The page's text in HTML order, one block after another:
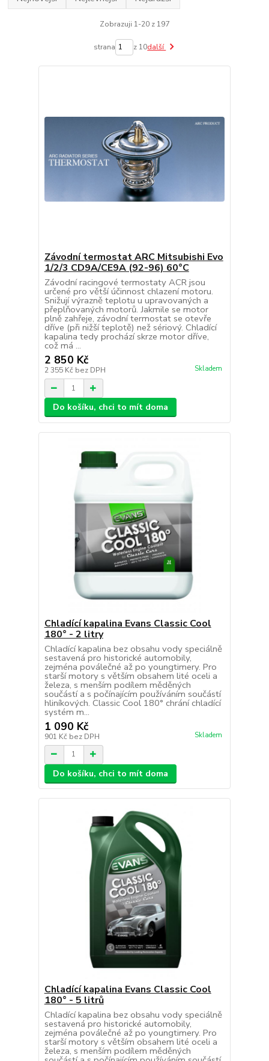
Zobrazuji 1-20 z 197
strana z 10další
Závodní termostat ARC Mitsubishi Evo
1/2/3 CD9A/CE9A (92-96) 60°C
Závodní racingové termostaty ACR jsou
určené pro větší účinnost chlazení motoru.
Snižují výrazně teplotu u upravovaných a
přeplňovaných motorů. Jakmile se motor
plně zahřeje, závodní termostat se otevře
dříve (při nižší teplotě) než sériový. Chladící
kapalina tedy prochází skrze motor dříve,
což má ...
2 850 Kč
2 355 Kč bez DPH Skladem
Do košíku, chci to mít doma
Chladící kapalina Evans Classic Cool
180° - 2 litry
Chladící kapalina bez obsahu vody speciálně
sestavená pro historické automobily,
zejména poválečné až po youngtimery. Pro
starší motory s větším obsahem lité oceli a
železa, s menším podílem měděných
součástí a s počínajícím používáním součástí
hliníkových. Classic Cool 180° chrání chladící
systém m...
1 090 Kč
901 Kč bez DPH Skladem
Do košíku, chci to mít doma
Chladící kapalina Evans Classic Cool
180° - 5 litrů
Chladící kapalina bez obsahu vody speciálně
sestavená pro historické automobily,
zejména poválečné až po youngtimery. Pro
starší motory s větším obsahem lité oceli a
železa, s menším podílem měděných